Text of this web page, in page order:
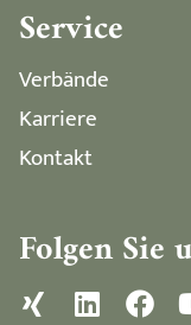
Service
Verbände
Karriere
Kontakt
Folgen Sie